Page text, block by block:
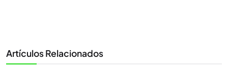
Artículos Relacionados